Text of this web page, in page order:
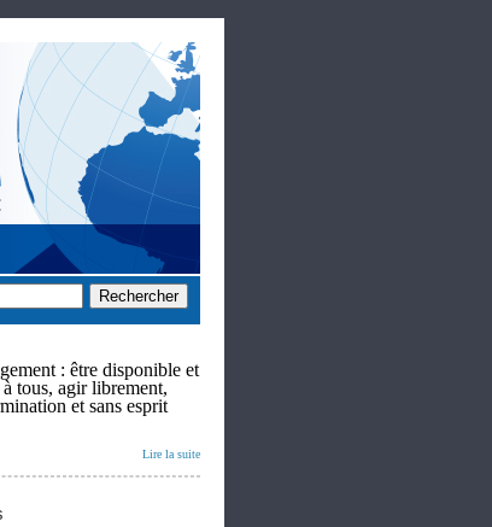
: être disponible et
à tous, agir librement,
et sans esprit
Lire la suite